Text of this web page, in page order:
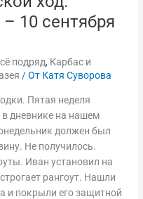
10 сентября
подряд, Карбас и
/ От Катя Суворова
Пятая неделя
дневнике на нашем
должен был
Не получилось.
Иван установил на
рангоут. Нашли
и покрыли его защитной